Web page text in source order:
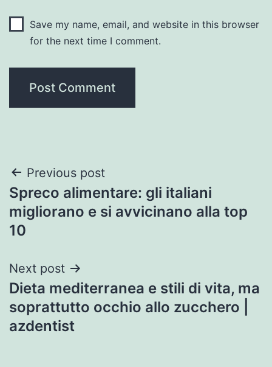
Save my name, email, and website in this browser
for the next time I comment.
Post
navigation
Previous post
Spreco alimentare: gli italiani
migliorano e si avvicinano alla top
10
Next post
Dieta mediterranea e stili di vita, ma
soprattutto occhio allo zucchero |
azdentist